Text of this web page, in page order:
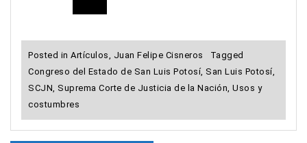
Posted in Artículos, Juan Felipe Cisneros
Tagged
Congreso del Estado de San Luis Potosí, San Luis Potosí,
SCJN, Suprema Corte de Justicia de la Nación, Usos y
costumbres